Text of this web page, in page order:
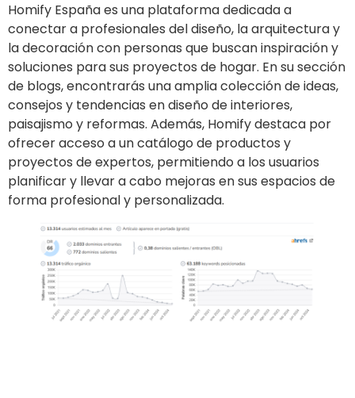
Homify España es una plataforma dedicada a
conectar a profesionales del diseño, la arquitectura y
la decoración con personas que buscan inspiración y
soluciones para sus proyectos de hogar. En su sección
de blogs, encontrarás una amplia colección de ideas,
consejos y tendencias en diseño de interiores,
paisajismo y reformas. Además, Homify destaca por
ofrecer acceso a un catálogo de productos y
proyectos de expertos, permitiendo a los usuarios
planificar y llevar a cabo mejoras en sus espacios de
forma profesional y personalizada.